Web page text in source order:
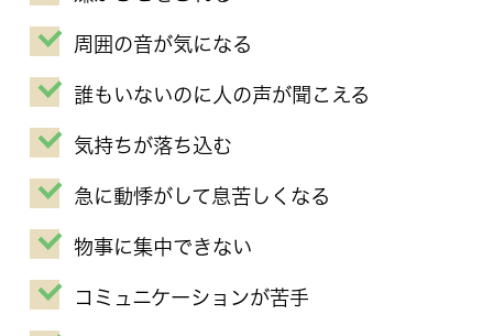
周囲の音が気になる
誰もいないのに人の声が聞こえる
気持ちが落ち込む
急に動悸がして息苦しくなる
物事に集中できない
コミュニケーションが苦手